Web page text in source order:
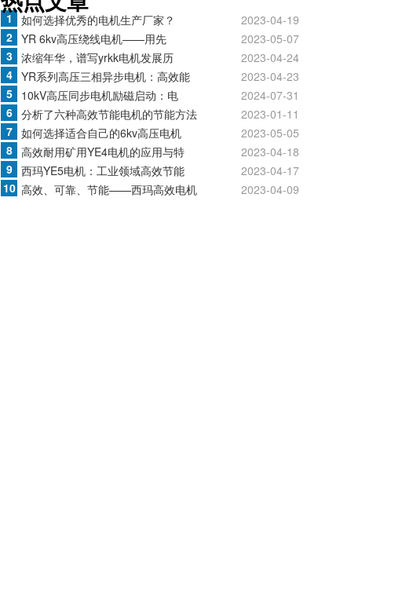
1 如何选择优秀的电机生产厂家？
2023-04-19
2 YR 6kv高压绕线电机——用先
2023-05-07
3 浓缩年华，谱写yrkk电机发展历
2023-04-24
4 YR系列高压三相异步电机：高效能
2023-04-23
5
10kV高压同步电机励磁启动：电
2024-07-31
6 分析了六种高效节能电机的节能方法
2023-01-11
7 如何选择适合自己的6kv高压电机
2023-05-05
8 高效耐用矿用YE4电机的应用与特
2023-04-18
9 西玛YE5电机：工业领域高效节能
2023-04-17
10 高效、可靠、节能——西玛高效电机 2023-04-09